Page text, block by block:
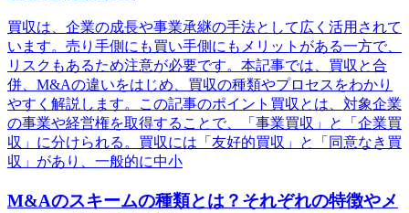
買収は、企業の成長や事業承継の手法として広く活用されて
います。売り手側にも買い手側にもメリットがある一方で、
リスクもあるため注意が必要です。本記事では、買収と合
併、M&Aの違いをはじめ、買収の種類やプロセスをわかり
やすく解説します。この記事のポイント買収とは、対象企業
の事業や経営権を取得することで、「事業買収」と「企業買
収」に分けられる。買収には「友好的買収」と「同意なき買
収」があり、一般的に中小
M&Aのスキームの種類とは？それぞれの特徴やメ